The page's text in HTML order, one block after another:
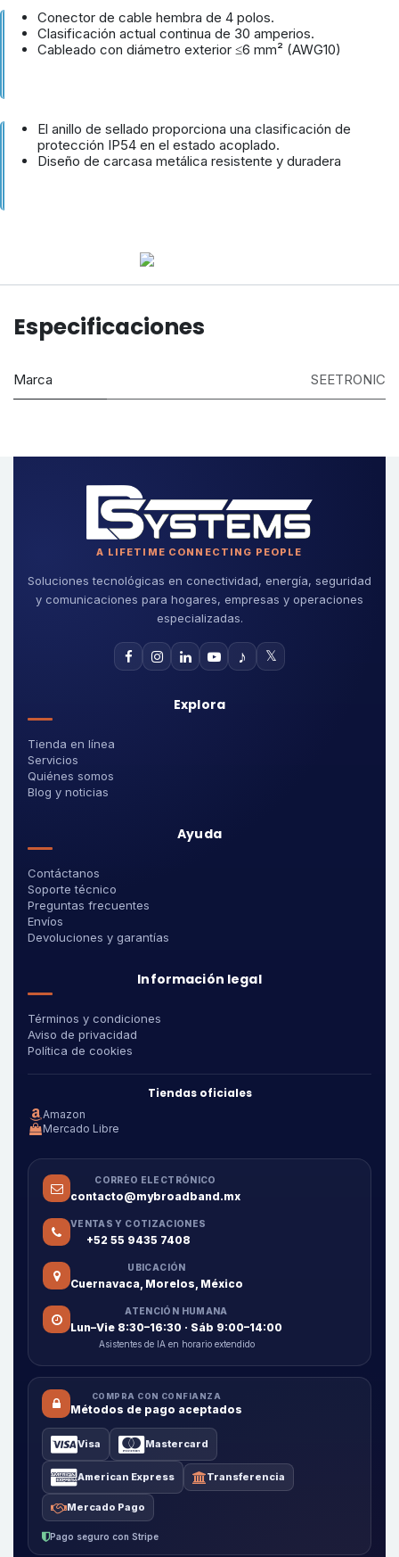
Conector de cable hembra de 4 polos.
Clasificación actual continua de 30 amperios.
Cableado con diámetro exterior ≤6 mm² (AWG10)
El anillo de sellado proporciona una clasificación de
protección IP54 en el estado acoplado.
Diseño de carcasa metálica resistente y duradera
Especificaciones
Marca SEETRONIC
A LIFETIME CONNECTING PEOPLE
Soluciones tecnológicas en conectividad, energía, seguridad
y comunicaciones para hogares, empresas y operaciones
especializadas.
♪ 𝕏
Explora
Tienda en línea
Servicios
Quiénes somos
Blog y noticias
Ayuda
Contáctanos
Soporte técnico
Preguntas frecuentes
Envíos
Devoluciones y garantías
Información legal
Términos y condiciones
Aviso de privacidad
Política de cookies
Tiendas oficiales
Amazon
Mercado Libre
CORREO ELECTRÓNICO
contacto@mybroadband.mx
VENTAS Y COTIZACIONES
+52 55 9435 7408
UBICACIÓN
Cuernavaca, Morelos, México
ATENCIÓN HUMANA
Lun–Vie 8:30–16:30 · Sáb 9:00–14:00
Asistentes de IA en horario extendido
COMPRA CON CONFIANZA
Métodos de pago aceptados
Visa Mastercard
American Express Transferencia
Mercado Pago
Pago seguro con Stripe